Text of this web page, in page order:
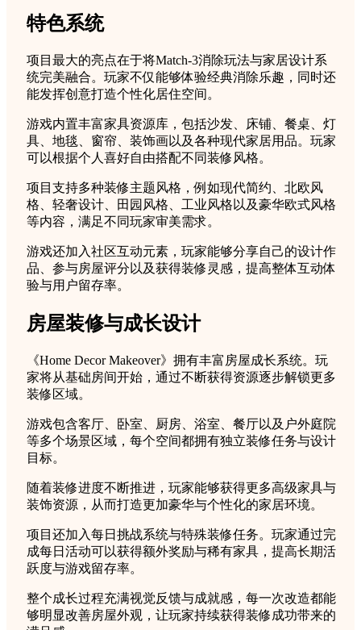
特色系统
项目最大的亮点在于将Match-3消除玩法与家居设计系
统完美融合。玩家不仅能够体验经典消除乐趣，同时还
能发挥创意打造个性化居住空间。
游戏内置丰富家具资源库，包括沙发、床铺、餐桌、灯
具、地毯、窗帘、装饰画以及各种现代家居用品。玩家
可以根据个人喜好自由搭配不同装修风格。
项目支持多种装修主题风格，例如现代简约、北欧风
格、轻奢设计、田园风格、工业风格以及豪华欧式风格
等内容，满足不同玩家审美需求。
游戏还加入社区互动元素，玩家能够分享自己的设计作
品、参与房屋评分以及获得装修灵感，提高整体互动体
验与用户留存率。
房屋装修与成长设计
《Home Decor Makeover》拥有丰富房屋成长系统。玩
家将从基础房间开始，通过不断获得资源逐步解锁更多
装修区域。
游戏包含客厅、卧室、厨房、浴室、餐厅以及户外庭院
等多个场景区域，每个空间都拥有独立装修任务与设计
目标。
随着装修进度不断推进，玩家能够获得更多高级家具与
装饰资源，从而打造更加豪华与个性化的家居环境。
项目还加入每日挑战系统与特殊装修任务。玩家通过完
成每日活动可以获得额外奖励与稀有家具，提高长期活
跃度与游戏留存率。
整个成长过程充满视觉反馈与成就感，每一次改造都能
够明显改善房屋外观，让玩家持续获得装修成功带来的